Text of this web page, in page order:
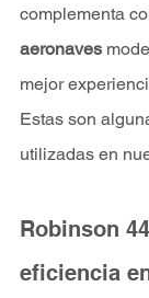
complementa
aeronaves
mejor
Estas son
utilizadas en
Robinson
eficiencia